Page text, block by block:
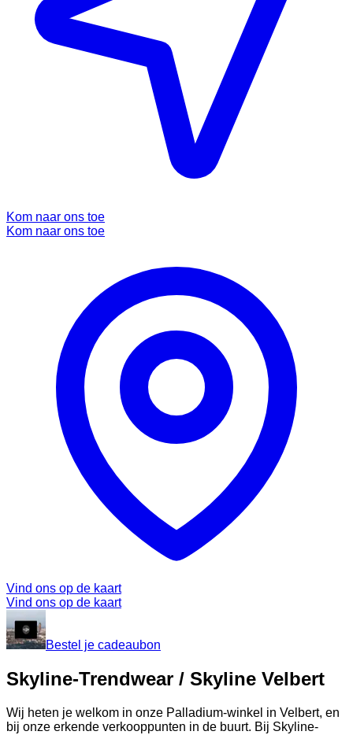
Kom naar ons toe
Kom naar ons toe
Vind ons op de kaart
Vind ons op de kaart
Bestel je cadeaubon
Skyline-Trendwear / Skyline Velbert
Wij heten je welkom in onze Palladium-winkel in Velbert, en
bij onze erkende verkooppunten in de buurt. Bij Skyline-